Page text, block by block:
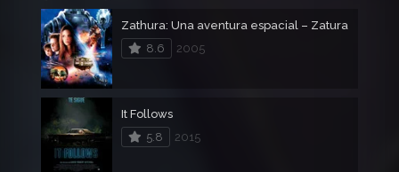
Zathura: Una aventura espacial – Zatura
8.6
2005
It Follows
5.8
2015